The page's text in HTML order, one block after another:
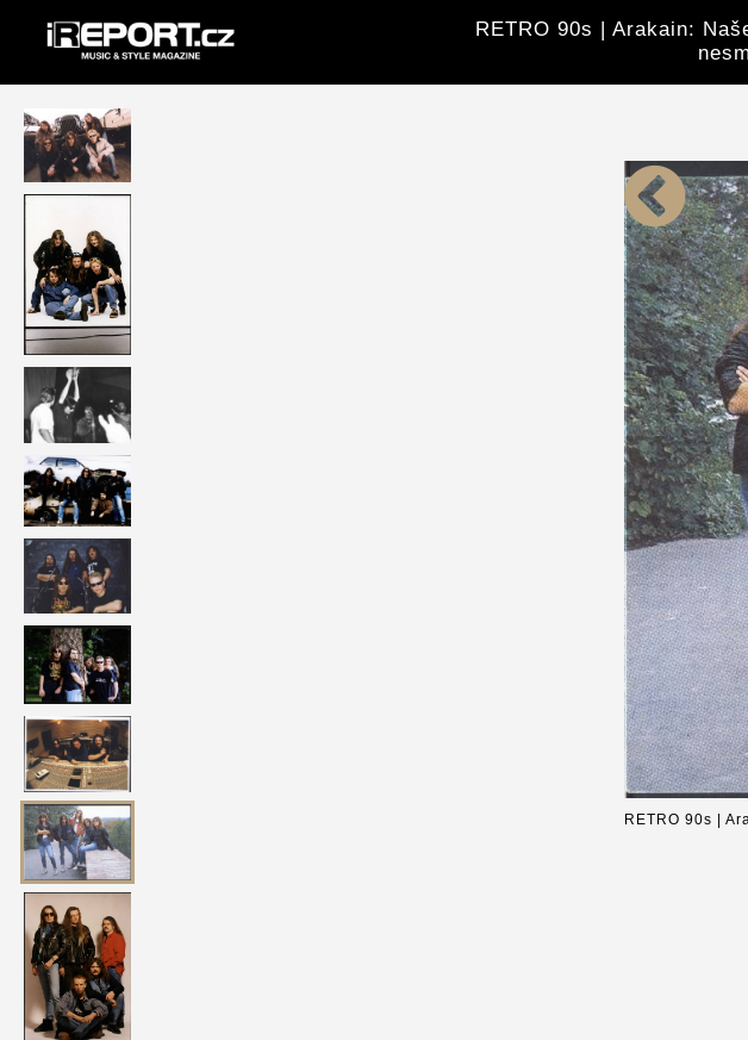
RETRO 90s | Arakain:
RETRO 90s |